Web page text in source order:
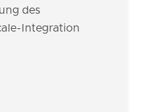
des
Integration